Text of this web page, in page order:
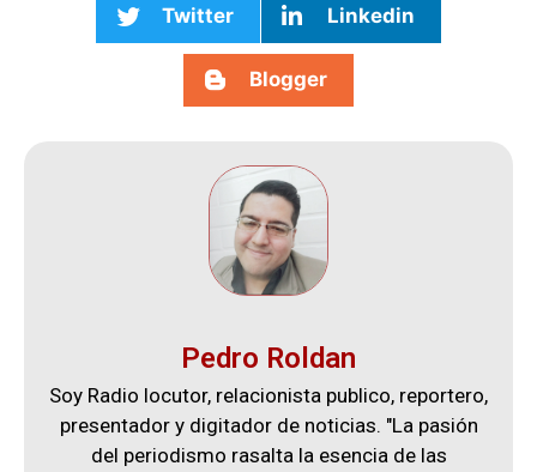
Twitter Linkedin
Blogger
Pedro Roldan
Soy Radio locutor, relacionista publico, reportero,
presentador y digitador de noticias. "La pasión
del periodismo rasalta la esencia de las